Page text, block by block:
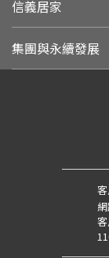
信義居家
集團與永續發展